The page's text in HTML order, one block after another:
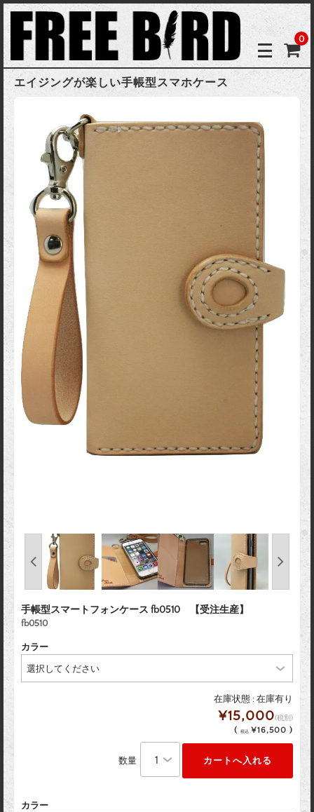
0
エイジングが楽しい手帳型スマホケース
手帳型スマートフォンケース fb0510 【受注生産】
fb0510
カラー
在庫状態 : 在庫有り
¥15,000(税別)
( 税込 ¥16,500 )
数量
カラー